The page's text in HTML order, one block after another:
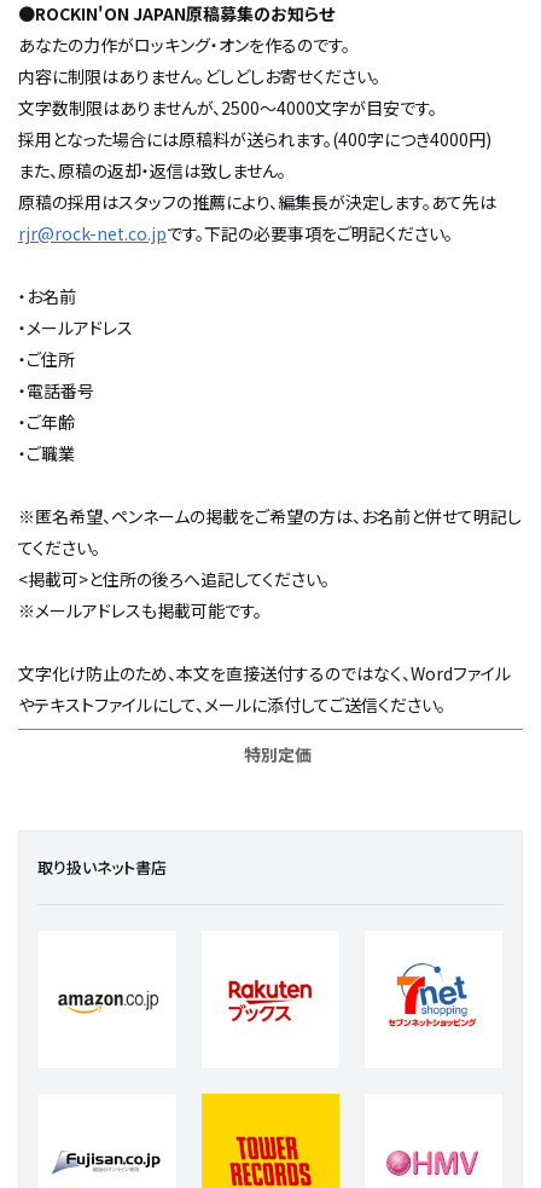
●ROCKIN'ON JAPAN原稿募集のお知らせ
あなたの力作がロッキング・オンを作るのです。
内容に制限はありません。どしどしお寄せください。
文字数制限はありませんが、2500～4000文字が目安です。
採用となった場合には原稿料が送られます。(400字につき4000円)
また、原稿の返却・返信は致しません。
原稿の採用はスタッフの推薦により、編集長が決定します。あて先は
rjr@rock-net.co.jpです。下記の必要事項をご明記ください。
・お名前
・メールアドレス
・ご住所
・電話番号
・ご年齢
・ご職業
※匿名希望、ペンネームの掲載をご希望の方は、お名前と併せて明記し
てください。
<掲載可>と住所の後ろへ追記してください。
※メールアドレスも掲載可能です。
文字化け防止のため、本文を直接送付するのではなく、Wordファイル
やテキストファイルにして、メールに添付してご送信ください。
特別定価
取り扱いネット書店